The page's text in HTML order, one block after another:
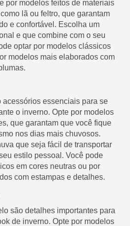
por modelos feitos de materiais
lã ou feltro, que garantam
e confortável. Escolha um
e que combine com o seu
optar por modelos clássicos
modelos mais elaborados com
acessórios essenciais para se
o inverno. Opte por modelos
que garantam que você fique
nos dias mais chuvosos.
que seja fácil de transportar
estilo pessoal. Você pode
em cores neutras ou por
com estampas e detalhes.
são detalhes importantes para
de inverno. Opte por modelos